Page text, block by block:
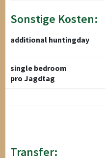
Sonstige Kosten:
additional huntingday
single bedroom
pro Jagdtag
Transfer: